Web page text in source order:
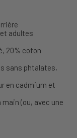
adultes
20% coton
sans phtalates,
en cadmium et
(ou, avec une